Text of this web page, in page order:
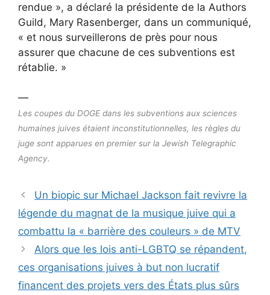
rendue », a déclaré la présidente de la Authors
Guild, Mary Rasenberger, dans un communiqué,
« et nous surveillerons de près pour nous
assurer que chacune de ces subventions est
rétablie. »
—
Les coupes du DOGE dans les subventions aux sciences
humaines juives étaient inconstitutionnelles, les règles du
juge sont apparues en premier sur la Jewish Telegraphic
Agency.
Un biopic sur Michael Jackson fait revivre la
légende du magnat de la musique juive qui a
combattu la « barrière des couleurs » de MTV
Alors que les lois anti-LGBTQ se répandent,
ces organisations juives à but non lucratif
financent des projets vers des États plus sûrs